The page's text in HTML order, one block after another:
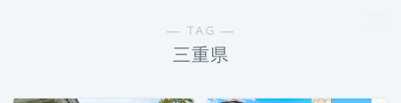
― TAG ―
三重県